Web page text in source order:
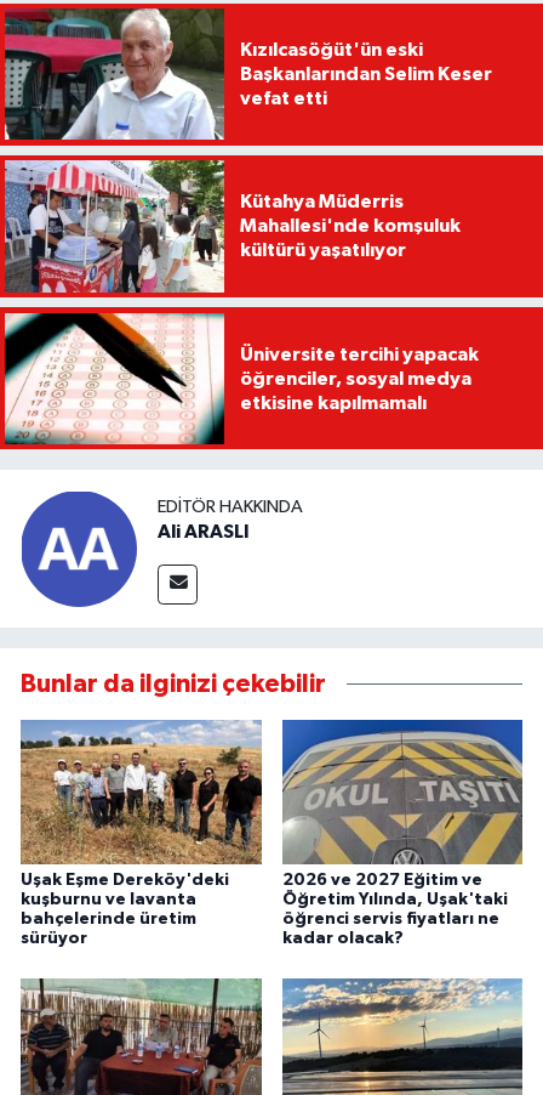
Kızılcasöğüt'ün eski
Başkanlarından Selim Keser
vefat etti
Kütahya Müderris
Mahallesi'nde komşuluk
kültürü yaşatılıyor
Üniversite tercihi yapacak
öğrenciler, sosyal medya
etkisine kapılmamalı
EDITÖR HAKKINDA
Ali ARASLI
Bunlar da ilginizi çekebilir
Uşak Eşme Dereköy'deki
kuşburnu ve lavanta
bahçelerinde üretim
sürüyor
2026 ve 2027 Eğitim ve
Öğretim Yılında, Uşak'taki
öğrenci servis fiyatları ne
kadar olacak?